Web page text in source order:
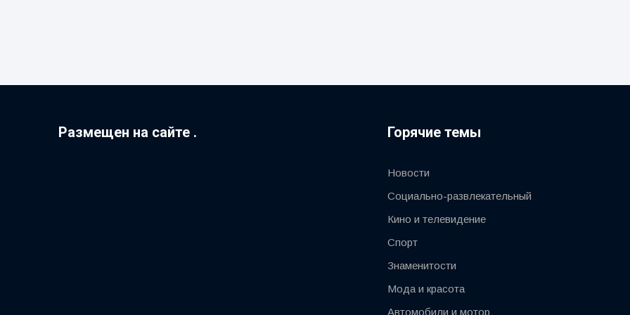
Размещен на сайте . Горячие темы
Новости
Социально-развлекательный
Кино и телевидение
Спорт
Знаменитости
Мода и красота
Автомобили и мотор